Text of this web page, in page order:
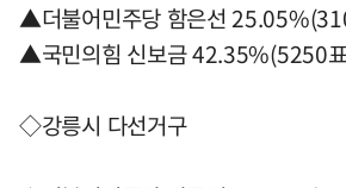
▲더불어민주당 함은선
▲국민의힘 신보금 42.35%(5250
◇강릉시 다선거구